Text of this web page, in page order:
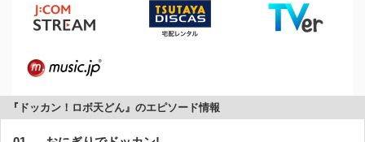
『ドッカン！ロボ天どん』のエピソード情報